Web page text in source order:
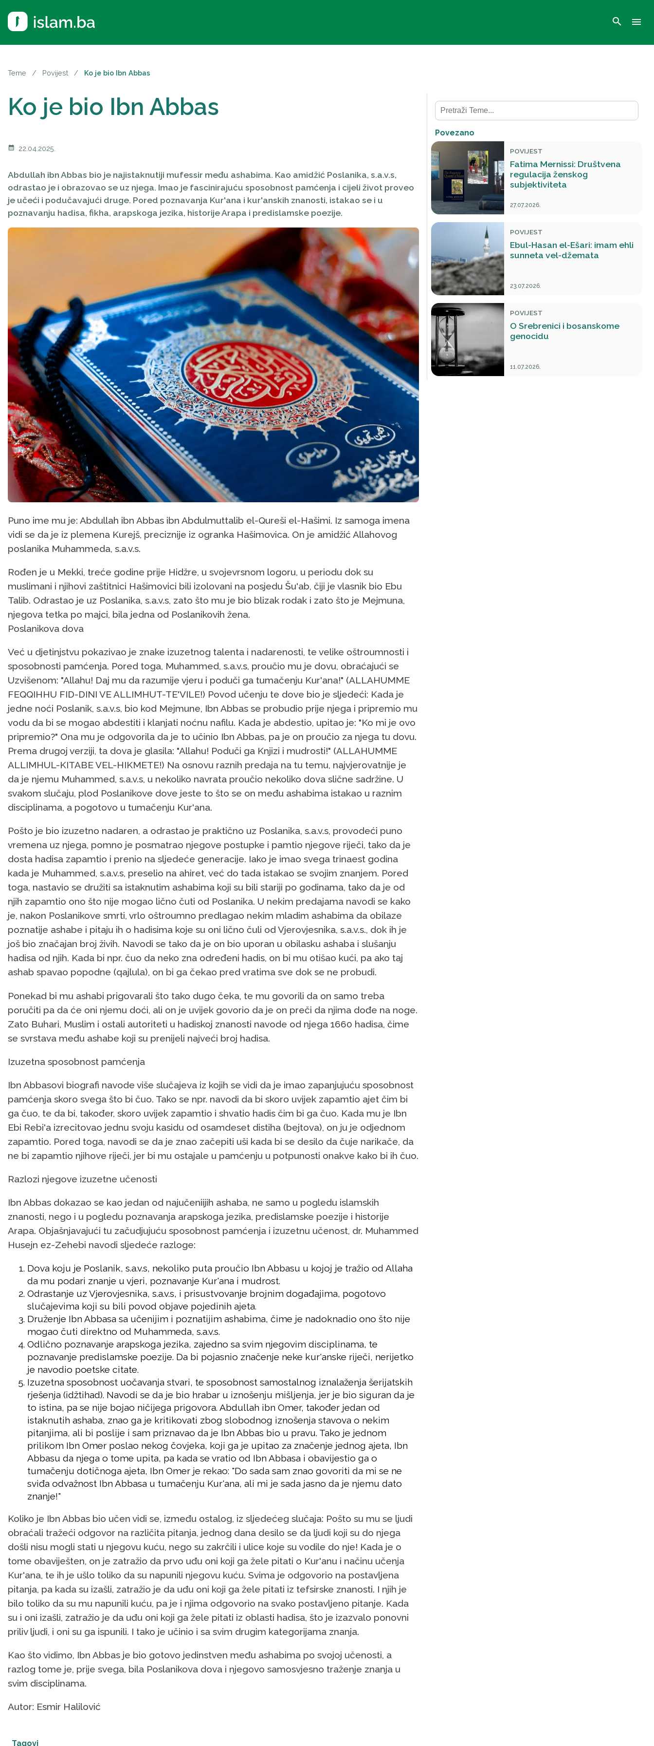
search menu
Teme / Povijest / Ko je bio Ibn Abbas
Ko je bio Ibn Abbas
calendar_month 22.04.2025.
Abdullah ibn Abbas bio je najistaknutiji mufessir među ashabima. Kao amidžić Poslanika, s.a.v.s,
odrastao je i obrazovao se uz njega. Imao je fascinirajuću sposobnost pamćenja i cijeli život proveo
je učeći i podučavajući druge. Pored poznavanja Kur'ana i kur'anskih znanosti, istakao se i u
poznavanju hadisa, fikha, arapskoga jezika, historije Arapa i predislamske poezije.
Puno ime mu je: Abdullah ibn Abbas ibn Abdulmuttalib el-Qureši el-Hašimi. Iz samoga imena
vidi se da je iz plemena Kurejš, preciznije iz ogranka Hašimovica. On je amidžić Allahovog
poslanika Muhammeda, s.a.v.s.
Rođen je u Mekki, treće godine prije Hidžre, u svojevrsnom logoru, u periodu dok su
muslimani i njihovi zaštitnici Hašimovici bili izolovani na posjedu Šu'ab, čiji je vlasnik bio Ebu
Talib. Odrastao je uz Poslanika, s.a.v.s, zato što mu je bio blizak rodak i zato što je Mejmuna,
njegova tetka po majci, bila jedna od Poslanikovih žena.
Poslanikova dova
Već u djetinjstvu pokazivao je znake izuzetnog talenta i nadarenosti, te velike oštroumnosti i
sposobnosti pamćenja. Pored toga, Muhammed, s.a.v.s, proučio mu je dovu, obraćajući se
Uzvišenom: "Allahu! Daj mu da razumije vjeru i poduči ga tumačenju Kur'ana!" (ALLAHUMME
FEQQIHHU FID-DINI VE ALLIMHUT-TE'VILE!) Povod učenju te dove bio je sljedeći: Kada je
jedne noći Poslanik, s.a.v.s, bio kod Mejmune, Ibn Abbas se probudio prije njega i pripremio mu
vodu da bi se mogao abdestiti i klanjati noćnu nafilu. Kada je abdestio, upitao je: "Ko mi je ovo
pripremio?" Ona mu je odgovorila da je to učinio Ibn Abbas, pa je on proučio za njega tu dovu.
Prema drugoj verziji, ta dova je glasila: "Allahu! Poduči ga Knjizi i mudrosti!" (ALLAHUMME
ALLIMHUL-KITABE VEL-HIKMETE!) Na osnovu raznih predaja na tu temu, najvjerovatnije je
da je njemu Muhammed, s.a.v.s, u nekoliko navrata proučio nekoliko dova slične sadržine. U
svakom slučaju, plod Poslanikove dove jeste to što se on među ashabima istakao u raznim
disciplinama, a pogotovo u tumačenju Kur'ana.
Pošto je bio izuzetno nadaren, a odrastao je praktično uz Poslanika, s.a.v.s, provodeći puno
vremena uz njega, pomno je posmatrao njegove postupke i pamtio njegove riječi, tako da je
dosta hadisa zapamtio i prenio na sljedeće generacije. Iako je imao svega trinaest godina
kada je Muhammed, s.a.v.s, preselio na ahiret, već do tada istakao se svojim znanjem. Pored
toga, nastavio se družiti sa istaknutim ashabima koji su bili stariji po godinama, tako da je od
njih zapamtio ono što nije mogao lično čuti od Poslanika. U nekim predajama navodi se kako
je, nakon Poslanikove smrti, vrlo oštroumno predlagao nekim mladim ashabima da obilaze
poznatije ashabe i pitaju ih o hadisima koje su oni lično čuli od Vjerovjesnika, s.a.v.s., dok ih je
još bio značajan broj živih. Navodi se tako da je on bio uporan u obilasku ashaba i slušanju
hadisa od njih. Kada bi npr. čuo da neko zna određeni hadis, on bi mu otišao kući, pa ako taj
ashab spavao popodne (qajlula), on bi ga čekao pred vratima sve dok se ne probudi.
Ponekad bi mu ashabi prigovarali što tako dugo čeka, te mu govorili da on samo treba
poručiti pa da će oni njemu doći, ali on je uvijek govorio da je on preči da njima dođe na noge.
Zato Buhari, Muslim i ostali autoriteti u hadiskoj znanosti navode od njega 1660 hadisa, čime
se svrstava među ashabe koji su prenijeli najveći broj hadisa.
Izuzetna sposobnost pamćenja
Ibn Abbasovi biografi navode više slučajeva iz kojih se vidi da je imao zapanjujuću sposobnost
pamćenja skoro svega što bi čuo. Tako se npr. navodi da bi skoro uvijek zapamtio ajet čim bi
ga čuo, te da bi, također, skoro uvijek zapamtio i shvatio hadis čim bi ga čuo. Kada mu je Ibn
Ebi Rebi'a izrecitovao jednu svoju kasidu od osamdeset distiha (bejtova), on ju je odjednom
zapamtio. Pored toga, navodi se da je znao začepiti uši kada bi se desilo da čuje narikače, da
ne bi zapamtio njihove riječi, jer bi mu ostajale u pamćenju u potpunosti onakve kako bi ih čuo.
Razlozi njegove izuzetne učenosti
Ibn Abbas dokazao se kao jedan od najučeniijih ashaba, ne samo u pogledu islamskih
znanosti, nego i u pogledu poznavanja arapskoga jezika, predislamske poezije i historije
Arapa. Objašnjavajući tu začudjujuću sposobnost pamćenja i izuzetnu učenost, dr. Muhammed
Husejn ez-Zehebi navodi sljedeće razloge:
Dova koju je Poslanik, s.a.v.s, nekoliko puta proučio Ibn Abbasu u kojoj je tražio od Allaha
da mu podari znanje u vjeri, poznavanje Kur'ana i mudrost.
Odrastanje uz Vjerovjesnika, s.a.v.s, i prisustvovanje brojnim događajima, pogotovo
slučajevima koji su bili povod objave pojedinih ajeta.
Druženje Ibn Abbasa sa učenijim i poznatijim ashabima, čime je nadoknadio ono što nije
mogao čuti direktno od Muhammeda, s.a.v.s.
Odlično poznavanje arapskoga jezika, zajedno sa svim njegovim disciplinama, te
poznavanje predislamske poezije. Da bi pojasnio značenje neke kur'anske riječi, nerijetko
je navodio poetske citate.
Izuzetna sposobnost uočavanja stvari, te sposobnost samostalnog iznalaženja šerijatskih
rješenja (idžtihad). Navodi se da je bio hrabar u iznošenju mišljenja, jer je bio siguran da je
to istina, pa se nije bojao ničijega prigovora. Abdullah ibn Omer, također jedan od
istaknutih ashaba, znao ga je kritikovati zbog slobodnog iznošenja stavova o nekim
pitanjima, ali bi poslije i sam priznavao da je Ibn Abbas bio u pravu. Tako je jednom
prilikom Ibn Omer poslao nekog čovjeka, koji ga je upitao za značenje jednog ajeta, Ibn
Abbasu da njega o tome upita, pa kada se vratio od Ibn Abbasa i obavijestio ga o
tumačenju dotičnoga ajeta, Ibn Omer je rekao: "Do sada sam znao govoriti da mi se ne
sviđa odvažnost Ibn Abbasa u tumačenju Kur'ana, ali mi je sada jasno da je njemu dato
znanje!"
Koliko je Ibn Abbas bio učen vidi se, između ostalog, iz sljedećeg slučaja: Pošto su mu se ljudi
obraćali tražeći odgovor na različita pitanja, jednog dana desilo se da ljudi koji su do njega
došli nisu mogli stati u njegovu kuću, nego su zakrčili i ulice koje su vodile do nje! Kada je o
tome obaviješten, on je zatražio da prvo uđu oni koji ga žele pitati o Kur'anu i načinu učenja
Kur'ana, te ih je ušlo toliko da su napunili njegovu kuću. Svima je odgovorio na postavljena
pitanja, pa kada su izašli, zatražio je da uđu oni koji ga žele pitati iz tefsirske znanosti. I njih je
bilo toliko da su mu napunili kuću, pa je i njima odgovorio na svako postavljeno pitanje. Kada
su i oni izašli, zatražio je da uđu oni koji ga žele pitati iz oblasti hadisa, što je izazvalo ponovni
priliv ljudi, i oni su ga ispunili. I tako je učinio i sa svim drugim kategorijama znanja.
Kao što vidimo, Ibn Abbas je bio gotovo jedinstven među ashabima po svojoj učenosti, a
razlog tome je, prije svega, bila Poslanikova dova i njegovo samosvjesno traženje znanja u
svim disciplinama.
Autor: Esmir Halilović
Tagovi
Povezano
POVIJEST
Fatima Mernissi: Društvena
regulacija ženskog
subjektiviteta
27.07.2026.
POVIJEST
Ebul-Hasan el-Ešari: imam ehli
sunneta vel-džemata
23.07.2026.
POVIJEST
O Srebrenici i bosanskome
genocidu
11.07.2026.